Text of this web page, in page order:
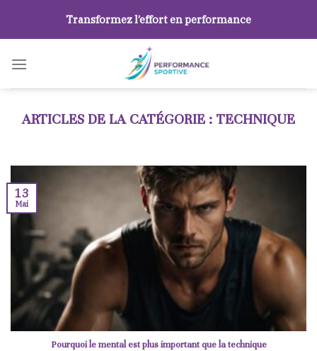
content
Transformez l’effort en performance
TECHNIQUE
Pourquoi le mental est plus important que la technique
13
Mai